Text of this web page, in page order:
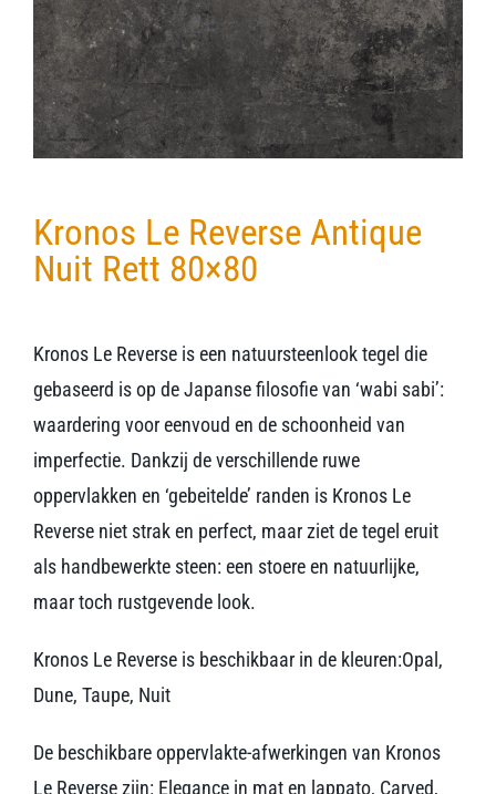
Verwerkingsmaterialen
Over ons
Kronos Le Reverse Antique
Nuit Rett 80×80
Kronos Le Reverse is een natuursteenlook tegel die
gebaseerd is op de Japanse filosofie van ‘wabi sabi’:
waardering voor eenvoud en de schoonheid van
imperfectie. Dankzij de verschillende ruwe
oppervlakken en ‘gebeitelde’ randen is Kronos Le
Reverse niet strak en perfect, maar ziet de tegel eruit
als handbewerkte steen: een stoere en natuurlijke,
maar toch rustgevende look.
Kronos Le Reverse is beschikbaar in de kleuren:Opal,
Dune, Taupe, Nuit
De beschikbare oppervlakte-afwerkingen van Kronos
Le Reverse zijn: Elegance in mat en lappato, Carved,